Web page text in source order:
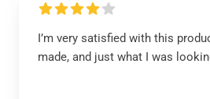
I’m very satisfied with this
made, and just what I was